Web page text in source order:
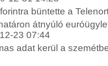
büntette a
átnyúló
23 07:44
adat kerül a